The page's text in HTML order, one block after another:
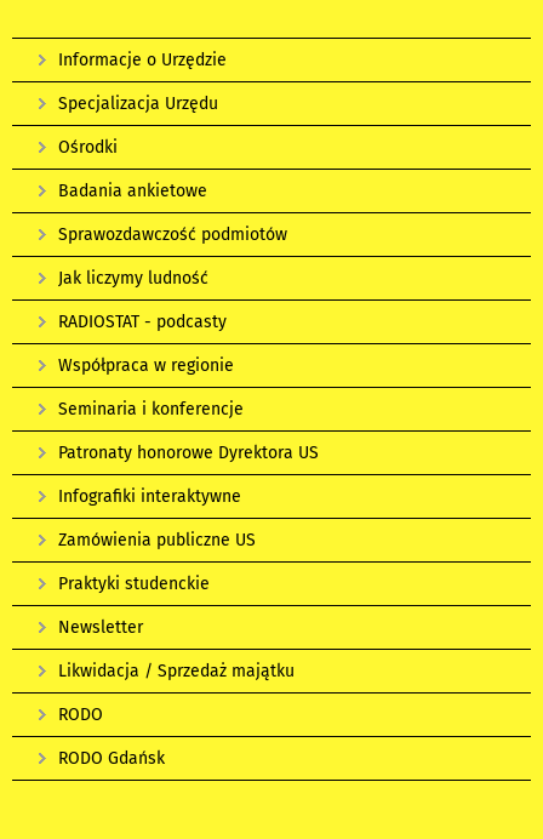
Informacje o Urzędzie
Specjalizacja Urzędu
Ośrodki
Badania ankietowe
Sprawozdawczość podmiotów
Jak liczymy ludność
RADIOSTAT - podcasty
Współpraca w regionie
Seminaria i konferencje
Patronaty honorowe Dyrektora US
Infografiki interaktywne
Zamówienia publiczne US
Praktyki studenckie
Newsletter
Likwidacja / Sprzedaż majątku
RODO
RODO Gdańsk